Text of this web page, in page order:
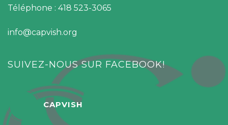
Téléphone : 418 523-3065
info@capvish.org
SUIVEZ-NOUS SUR FACEBOOK!
CAPVISH